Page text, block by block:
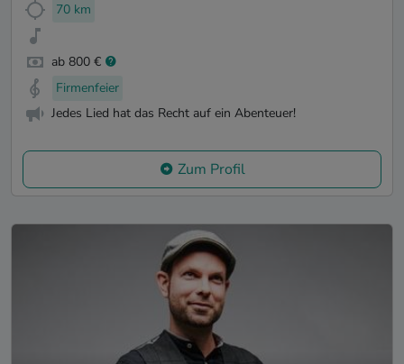
70 km
ab 800 €
Firmenfeier
Jedes Lied hat das Recht auf ein Abenteuer!
Zum Profil